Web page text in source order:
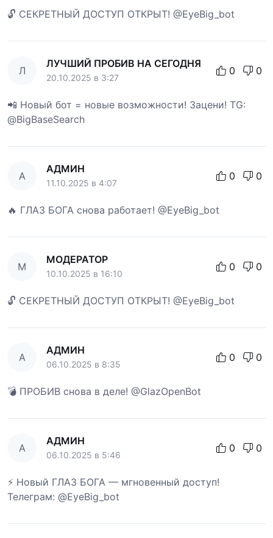
🔓 СЕКРЕТНЫЙ ДОСТУП ОТКРЫТ! @EyeBig_bot
Л
ЛУЧШИЙ ПРОБИВ НА СЕГОДНЯ
20.10.2025 в 3:27
0 0
📲 Новый бот = новые возможности! Зацени! TG:
@BigBaseSearch
А
АДМИН
11.10.2025 в 4:07
0 0
🔥 ГЛАЗ БОГА снова работает! @EyeBig_bot
М
МОДЕРАТОР
10.10.2025 в 16:10
0 0
🔓 СЕКРЕТНЫЙ ДОСТУП ОТКРЫТ! @EyeBig_bot
А
АДМИН
06.10.2025 в 8:35
0 0
💣 ПРОБИВ снова в деле! @GlazOpenBot
А
АДМИН
06.10.2025 в 5:46
0 0
⚡ Новый ГЛАЗ БОГА — мгновенный доступ!
Телеграм: @EyeBig_bot